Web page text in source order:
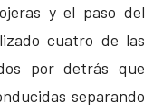
y el paso del
cuatro de las
por detrás que
separando